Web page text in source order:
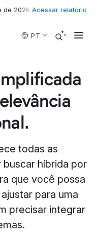
2026 • The Forrester
Acessar relatório
PT
todas as
híbrida por
que você possa
para uma
precisar integrar